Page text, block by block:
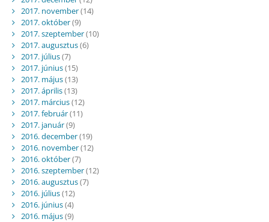
2017. november(14)
2017. október(9)
2017. szeptember(10)
2017. augusztus(6)
2017. július(7)
2017. június(15)
2017. május(13)
2017. április(13)
2017. március(12)
2017. február(11)
2017. január(9)
2016. december(19)
2016. november(12)
2016. október(7)
2016. szeptember(12)
2016. augusztus(7)
2016. július(12)
2016. június(4)
2016. május(9)